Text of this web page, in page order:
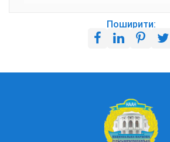
Поширити: